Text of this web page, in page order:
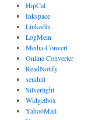
HipCal
Inkspace
LinkedIn
LogMein
Media-Convert
Online Converter
ReadNotify
senduit
Silverlight
Widgetbox
YahooMail